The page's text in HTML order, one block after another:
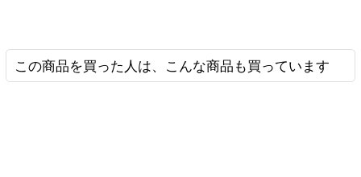
この商品を買った人は、こんな商品も買っています